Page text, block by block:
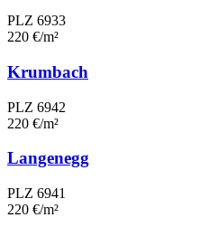
PLZ 6933
220 €/m²
Krumbach
PLZ 6942
220 €/m²
Langenegg
PLZ 6941
220 €/m²